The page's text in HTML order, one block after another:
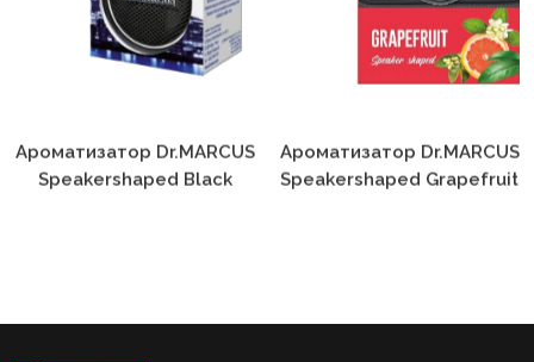
Speakershaped Black
Speakershaped Grapefruit